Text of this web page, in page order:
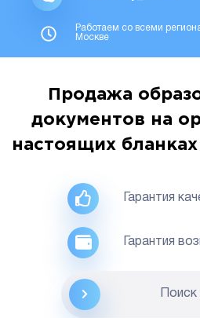
Работаем со всеми
Москве
Продажа
документов на
настоящих
Гарантия
Гарантия